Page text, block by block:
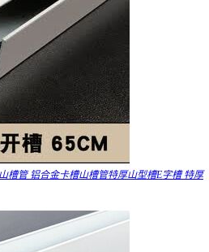
槽管 铝合金卡槽山槽管特厚山型槽E字槽 特厚